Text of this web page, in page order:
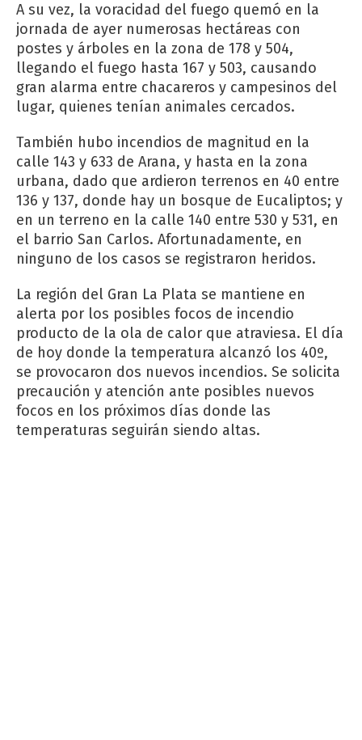
A su vez, la voracidad del fuego quemó en la
jornada de ayer numerosas hectáreas con
postes y árboles en la zona de 178 y 504,
llegando el fuego hasta 167 y 503, causando
gran alarma entre chacareros y campesinos del
lugar, quienes tenían animales cercados.
También hubo incendios de magnitud en la
calle 143 y 633 de Arana, y hasta en la zona
urbana, dado que ardieron terrenos en 40 entre
136 y 137, donde hay un bosque de Eucaliptos; y
en un terreno en la calle 140 entre 530 y 531, en
el barrio San Carlos. Afortunadamente, en
ninguno de los casos se registraron heridos.
La región del Gran La Plata se mantiene en
alerta por los posibles focos de incendio
producto de la ola de calor que atraviesa. El día
de hoy donde la temperatura alcanzó los 40º,
se provocaron dos nuevos incendios. Se solicita
precaución y atención ante posibles nuevos
focos en los próximos días donde las
temperaturas seguirán siendo altas.